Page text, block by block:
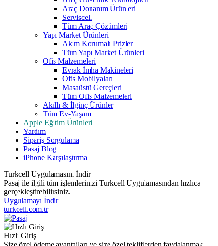
Araç Donanım Ürünleri
Serviscell
Tüm Araç Çözümleri
Yapı Market Ürünleri
Akım Korumalı Prizler
Tüm Yapı Market Ürünleri
Ofis Malzemeleri
Evrak İmha Makineleri
Ofis Mobilyaları
Masaüstü Gereçleri
Tüm Ofis Malzemeleri
Akıllı & İlginç Ürünler
Tüm Ev-Yaşam
Apple Eğitim Ürünleri
Yardım
Sipariş Sorgulama
Pasaj Blog
iPhone Karşılaştırma
Turkcell Uygulamasını İndir
Pasaj ile ilgili tüm işlemlerinizi Turkcell Uygulamasından hızlıca
gerçekleştirebilirsiniz.
Uygulamayı İndir
turkcell.com.tr
Hızlı Giriş
Size özel ödeme avantajları ve size özel tekliflerden faydalanmak